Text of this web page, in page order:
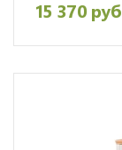
15 370 руб